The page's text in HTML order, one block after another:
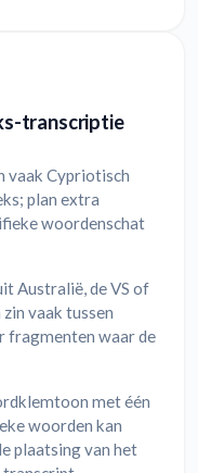
transcriptie
vaak Cypriotisch
plan extra
woordenschat
Australië, de VS of
vaak tussen
fragmenten waar de
met één
woorden kan
plaatsing van het